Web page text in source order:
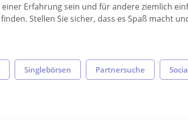
Erfahrung sein und für andere ziemlich
Stellen Sie sicher, dass es Spaß macht
Singlebörsen Partnersuche